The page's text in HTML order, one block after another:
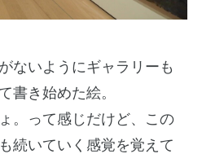
ないようにギャラリーも
書き始めた絵。
。って感じだけど、この
続いていく感覚を覚えて